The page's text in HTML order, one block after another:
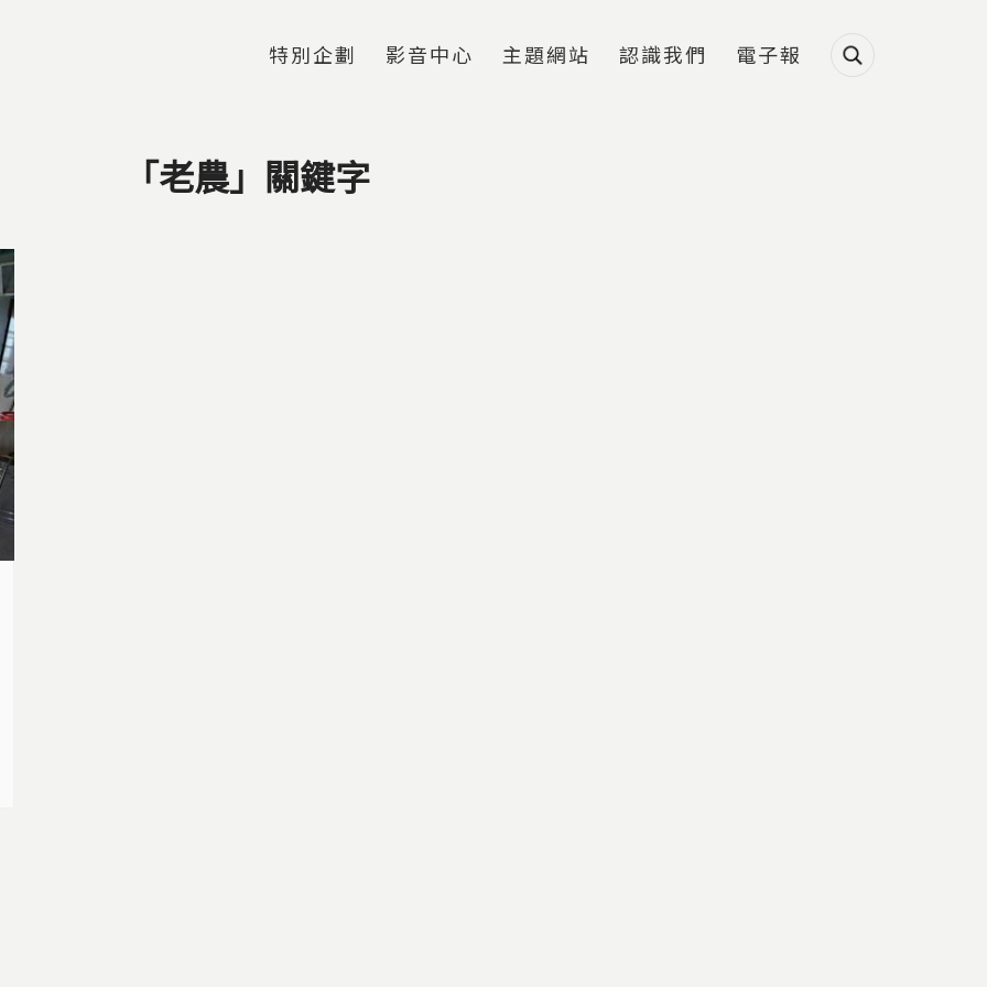
特別企劃 影音中心 主題網站 認識我們 電子報
「老農」關鍵字